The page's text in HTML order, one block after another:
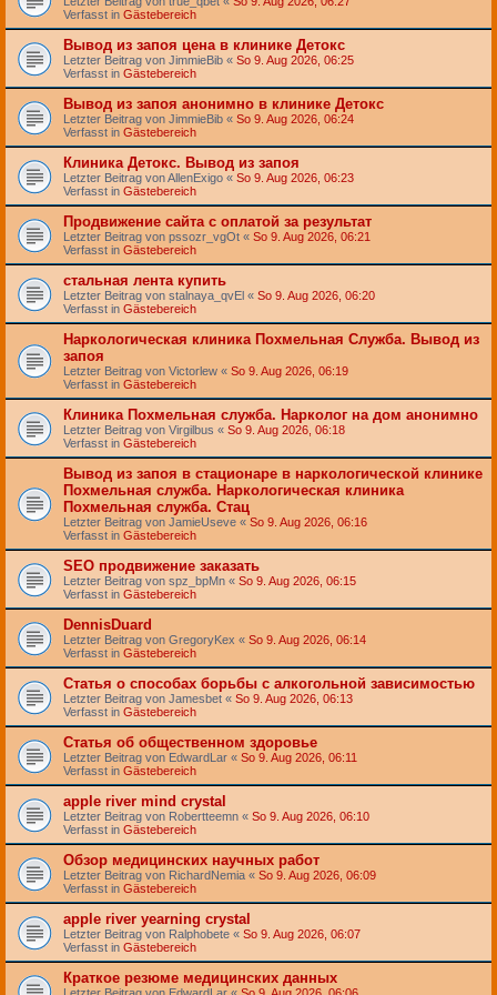
Verfasst in Gästebereich
Вывод из запоя цена в клинике Детокс
Letzter Beitrag von JimmieBib « So 9. Aug 2026, 06:25
Verfasst in Gästebereich
Вывод из запоя анонимно в клинике Детокс
Letzter Beitrag von JimmieBib « So 9. Aug 2026, 06:24
Verfasst in Gästebereich
Клиника Детокс. Вывод из запоя
Letzter Beitrag vonAllenExigo « So 9. Aug 2026, 06:23
Verfasst in Gästebereich
Продвижение сайта с оплатой за результат
Letzter Beitrag von pssozr_vgOt « So 9. Aug 2026, 06:21
Verfasst in Gästebereich
стальная лента купить
Letzter Beitrag von stalnaya_qvEl « So 9. Aug 2026, 06:20
Verfasst in Gästebereich
Наркологическая клиника Похмельная Служба. Вывод из
запоя
Letzter Beitrag von Victorlew « So 9. Aug 2026, 06:19
Verfasst in Gästebereich
Клиника Похмельная служба. Нарколог на дом анонимно
Letzter Beitrag von Virgilbus « So 9. Aug 2026, 06:18
Verfasst in Gästebereich
Вывод из запоя в стационаре в наркологической клинике
Похмельная служба. Наркологическая клиника
Похмельная служба. Стац
Letzter Beitrag von JamieUseve « So 9. Aug 2026, 06:16
Verfasst in Gästebereich
SEO продвижение заказать
Letzter Beitrag von spz_bpMn « So 9. Aug 2026, 06:15
Verfasst in Gästebereich
DennisDuard
Letzter Beitrag von GregoryKex « So 9. Aug 2026, 06:14
Verfasst in Gästebereich
Статья о способах борьбы с алкогольной зависимостью
Letzter Beitrag von Jamesbet « So 9. Aug 2026, 06:13
Verfasst in Gästebereich
Статья об общественном здоровье
Letzter Beitrag von EdwardLar « So 9. Aug 2026, 06:11
Verfasst in Gästebereich
apple river mind crystal
Letzter Beitrag von Robertteemn « So 9. Aug 2026, 06:10
Verfasst in Gästebereich
Обзор медицинских научных работ
Letzter Beitrag von RichardNemia « So 9. Aug 2026, 06:09
Verfasst in Gästebereich
apple river yearning crystal
Letzter Beitrag von Ralphobete « So 9. Aug 2026, 06:07
Verfasst in Gästebereich
Краткое резюме медицинских данных
Letzter Beitrag von EdwardLar « So 9. Aug 2026, 06:06